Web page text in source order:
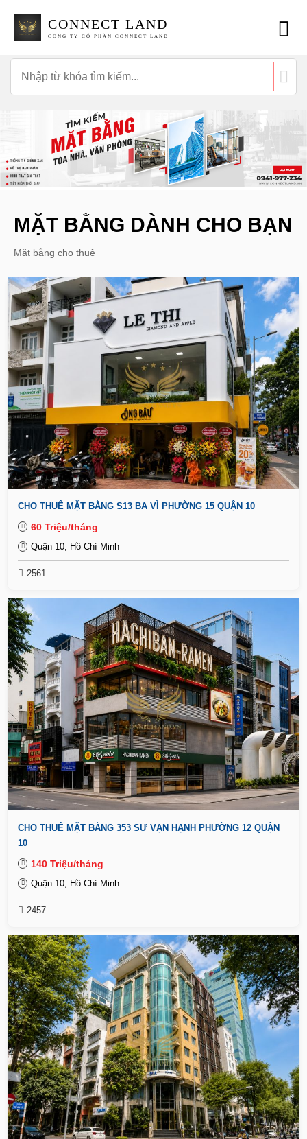
CONNECT LAND
CÔNG TY CỔ PHẦN CONNECT LAND
MẶT BẰNG DÀNH CHO BẠN
Mặt bằng cho thuê
CHO THUÊ MẶT BẰNG S13 BA VÌ PHƯỜNG 15 QUẬN 10
60 Triệu/tháng
Quận 10, Hồ Chí Minh
2561
CHO THUÊ MẶT BẰNG 353 SƯ VẠN HẠNH PHƯỜNG 12 QUẬN
10
140 Triệu/tháng
Quận 10, Hồ Chí Minh
2457